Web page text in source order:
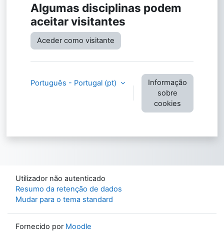
Algumas disciplinas podem
aceitar visitantes
Aceder como visitante
Português - Portugal ‎(pt)‎
Informação
sobre
cookies
Utilizador não autenticado
Resumo da retenção de dados
Mudar para o tema standard
Fornecido por Moodle